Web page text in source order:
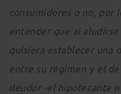
consumidores o no, por
entender que al
quisiera establecer una
entre su régimen y el
deudor -el hipotecante